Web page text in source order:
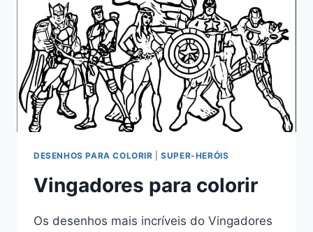
DESENHOS PARA COLORIR |SUPER-HERÓIS
Vingadores para colorir
Os desenhos mais incríveis do Vingadores